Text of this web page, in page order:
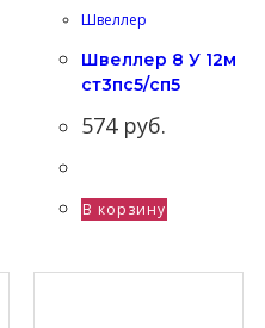
Швеллер
Швеллер 8 У 12м
ст3пс5/сп5
574 руб.
В корзину